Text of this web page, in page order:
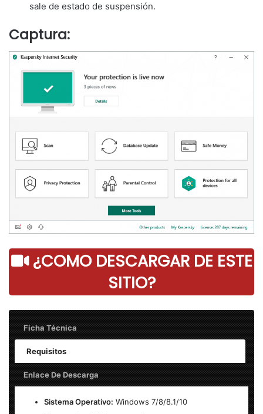
sale de estado de suspensión.
Captura:
¿COMO DESCARGAR DE ESTE
SITIO?
Ficha Técnica
Requisitos
Enlace De Descarga
Sistema Operativo: Windows 7/8/8.1/10